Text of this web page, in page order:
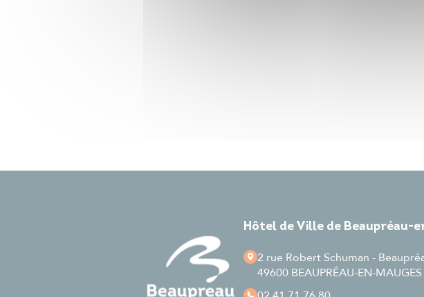
Hôtel de Ville de Beaupréau-
2 rue Robert Schuman -
49600 BEAUPRÉAU-EN-MAUGES